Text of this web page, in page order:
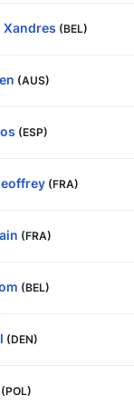
Xandres (BEL)
(AUS)
(ESP)
(FRA)
(FRA)
(BEL)
(DEN)
(POL)